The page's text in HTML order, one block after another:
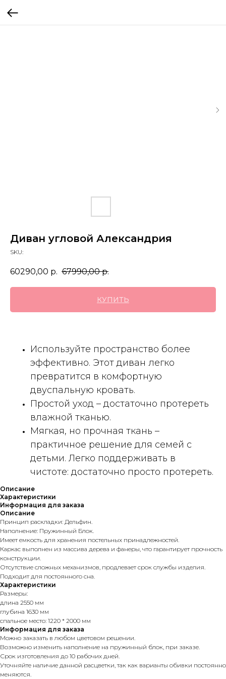
Диван угловой Александрия
SKU:
60290,00 р. 67990,00 р.
КУПИТЬ
Используйте пространство более
эффективно. Этот диван легко
превратится в комфортную
двуспальную кровать.
Простой уход – достаточно протереть
влажной тканью.
Мягкая, но прочная ткань –
практичное решение для семей с
детьми. Легко поддерживать в
чистоте: достаточно просто протереть.
Описание
Характеристики
Информация для заказа
Описание
Принцип раскладки: Дельфин.
Наполнение: Пружинный Блок.
Имеет емкость для хранения постельных принадлежностей.
Каркас выполнен из массива дерева и фанеры, что гарантирует прочность
конструкции.
Отсутствие сложных механизмов, продлевает срок службы изделия.
Подходит для постоянного сна.
Характеристики
Размеры:
длина 2550 мм
глубина 1630 мм
спальное место: 1220 * 2000 мм
Информация для заказа
Можно заказать в любом цветовом решении.
Возможно изменить наполнение на пружинный блок, при заказе.
Срок изготовления до 10 рабочих дней.
Уточняйте наличие данной расцветки, так как варианты обивки постоянно
меняются.